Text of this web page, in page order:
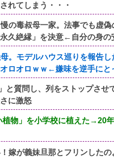
れてしまう・・・
の毒叔母一家。法事でも虚
久絶縁」を決意←自分の身の
。モデルハウス巡りを報告
ロオロｗｗ←嫌味を逆手にと
と質問し、列をストップさせ
に激怒
植物」を小学校に植えた→20
嫁が義妹旦那とフリンした